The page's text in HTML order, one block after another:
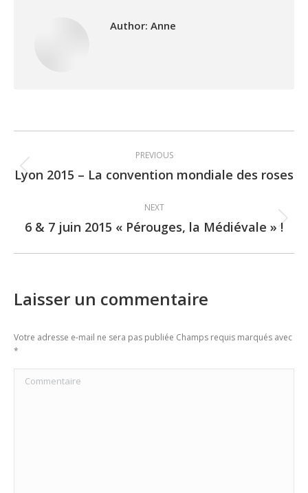
Author: Anne
navigation
PREVIOUS
Previous
Lyon 2015 – La convention mondiale des roses
NEXT
Next
6 & 7 juin 2015 « Pérouges, la Médiévale » !
Laisser un commentaire
Votre adresse e-mail ne sera pas publiée Champs requis marqués avec
*
Commentaire